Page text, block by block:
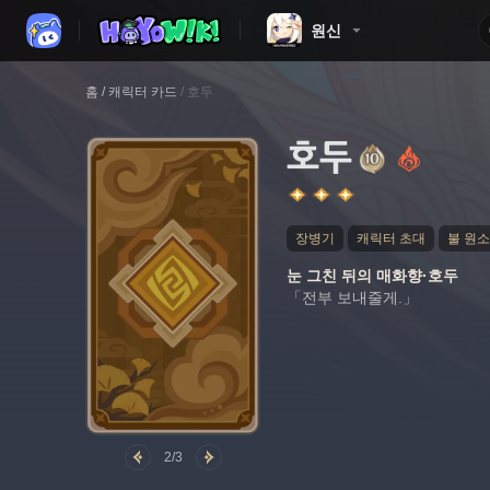
원신
홈 / 캐릭터 카드 / 호두
2/3
호두
장병기 캐릭터 초대 불 원소
눈 그친 뒤의 매화향·호두
「전부 보내줄게.」